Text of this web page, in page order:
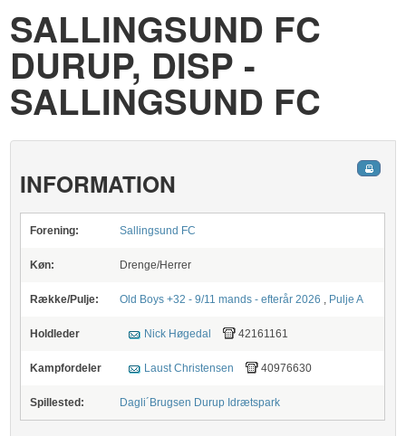
SALLINGSUND FC
DURUP, DISP -
SALLINGSUND FC
INFORMATION
Forening: Sallingsund FC
Køn: Drenge/Herrer
Række/Pulje: Old Boys +32 - 9/11 mands - efterår 2026 , Pulje A
Holdleder Nick Høgedal 42161161
Kampfordeler Laust Christensen 40976630
Spillested: Dagli´Brugsen Durup Idrætspark